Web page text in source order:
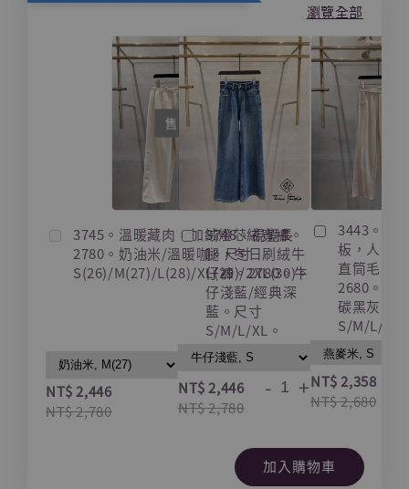
瀏覽全部
售完
3745。溫暖藏肉，加絨燈芯絨寬褲。
2780。奶油米/溫暖咖。尺寸
S(26)/M(27)/L(28)/XL(29)/2XL(30)。
NT$ 2,446
NT$ 2,780
3748。視覺長
腿，冬日刷絨牛
仔褲。2780。牛
仔淺藍/經典深
藍。尺寸
S/M/L/XL。
NT$ 2,446
NT$ 2,780
- +
3443。藏
板，人字
直筒毛呢
2680。燕
碳黑灰。
S/M/L/XL
NT$ 2,358
NT$ 2,680
加入購物車